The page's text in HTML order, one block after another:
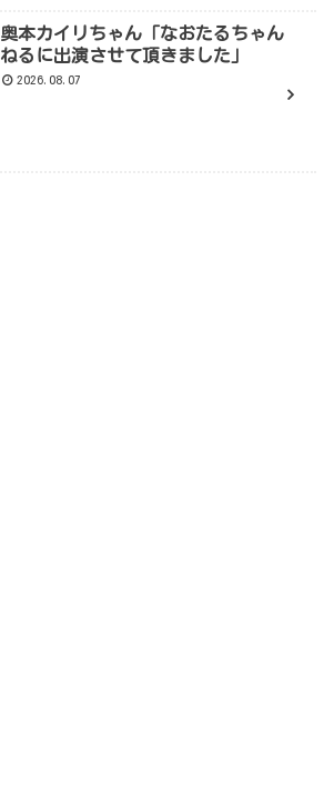
奥本カイリちゃん「なおたるちゃん
ねるに出演させて頂きました」
2026.08.07